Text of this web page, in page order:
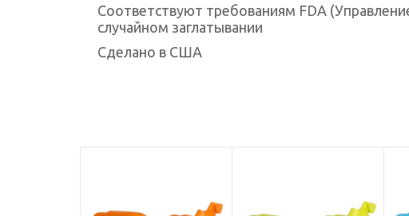
Соответствуют требованиям FDA
случайном заглатывании
Сделано в США